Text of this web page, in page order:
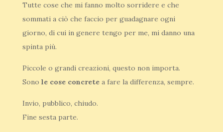
Tutte cose che mi fanno molto sorridere e che
sommati a ciò che faccio per guadagnare ogni
giorno, di cui in genere tengo per me, mi danno una
spinta più.
Piccole o grandi creazioni, questo non importa.
Sono le cose concrete a fare la differenza, sempre.
Invio, pubblico, chiudo.
Fine sesta parte.